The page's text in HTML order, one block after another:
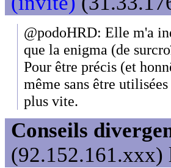
@podoHRD: Elle m'a
que la enigma (de
Pour être précis (et
même sans être
plus vite.
Conseils
(92.152.161.xxx)